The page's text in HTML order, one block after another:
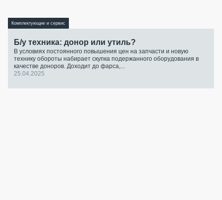
Комплектующие и сервис
Б/у техника: донор или утиль?
В условиях постоянного повышения цен на запчасти и новую
технику обороты набирает скупка подержанного оборудования в
качестве доноров. Доходит до фарса,...
25.04.2025